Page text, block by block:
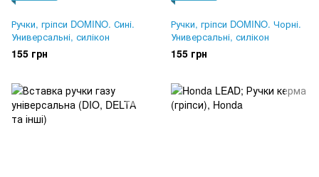
Ручки, гріпси DOMINO. Сині.
Универсальні, силікон
155 грн
Ручки, гріпси DOMINO. Чорні.
Универсальні, силікон
155 грн